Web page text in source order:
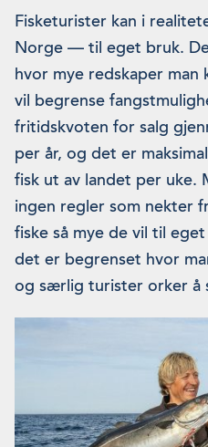
Fisketurister kan i
Norge — til eget bruk.
hvor mye redskaper man
vil begrense
fritidskvoten for salg
per år, og det er
fisk ut av landet per uke.
ingen regler som nekter
fiske så mye de vil til
det er begrenset hvor
og særlig turister orker å